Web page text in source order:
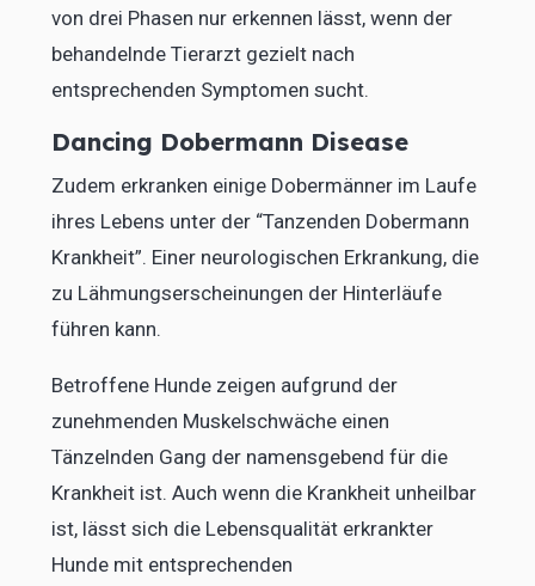
von drei Phasen nur erkennen lässt, wenn der
behandelnde Tierarzt gezielt nach
entsprechenden Symptomen sucht.
Dancing Dobermann Disease
Zudem erkranken einige Dobermänner im Laufe
ihres Lebens unter der “Tanzenden Dobermann
Krankheit”. Einer neurologischen Erkrankung, die
zu Lähmungserscheinungen der Hinterläufe
führen kann.
Betroffene Hunde zeigen aufgrund der
zunehmenden Muskelschwäche einen
Tänzelnden Gang der namensgebend für die
Krankheit ist. Auch wenn die Krankheit unheilbar
ist, lässt sich die Lebensqualität erkrankter
Hunde mit entsprechenden